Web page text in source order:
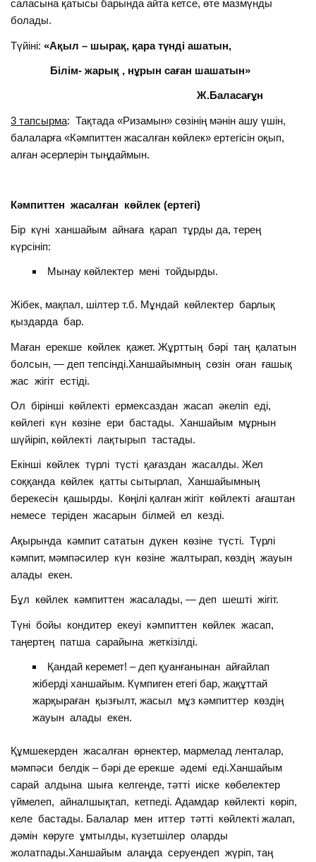
саласына қатысы барында айта кетсе, өте мазмүнды
болады.
Түйіні:«Ақыл – шырақ, қара түнді ашатын,
Білім- жарық , нұрын саған шашатын»
Ж.Баласағұн
3 тапсырма: Тақтада «Ризамын» сөзінің мәнін ашу үшін,
балаларға «Кәмпиттен жасалған көйлек» ертегісін оқып,
алған әсерлерін тыңдаймын.
Кәмпиттен жасалған көйлек (ертегі)
Бір күні ханшайым айнаға қарап тұрды да, терең
күрсініп:
Мынау көйлектер мені тойдырды.
Жібек, мақпал, шілтер т.б. Мұндай көйлектер барлық
қыздарда бар.
Маған ерекше көйлек қажет. Жұрттың бәрі таң қалатын
болсын, — деп тепсінді.Ханшайымның сөзін оған ғашық
жас жігіт естіді.
Ол бірінші көйлекті ермексаздан жасап әкеліп еді,
көйлегі күн көзіне ери бастады. Ханшайым мұрнын
шүйіріп, көйлекті лақтырып тастады.
Екінші көйлек түрлі түсті қағаздан жасалды. Жел
соққанда көйлек қатты сытырлап, Ханшайымның
берекесін қашырды. Көңілі қалған жігіт көйлекті ағаштан
немесе теріден жасарын білмей ел кезді.
Ақырында кәмпит сататын дүкен көзіне түсті. Түрлі
кәмпит, мәмпәсилер күн көзіне жалтырап, көздің жауын
алады екен.
Бұл көйлек кәмпиттен жасалады, — деп шешті жігіт.
Түні бойы кондитер екеуі кәмпиттен көйлек жасап,
таңертең патша сарайына жеткізілді.
Қандай керемет! – деп қуанғанынан айғайлап
жіберді ханшайым. Күмпиген етегі бар, жақұттай
жарқыраған қызғылт, жасыл мұз кәмпиттер көздің
жауын алады екен.
Құмшекерден жасалған өрнектер, мармелад ленталар,
мәмпәси белдік – бәрі де ерекше әдемі еді.Ханшайым
сарай алдына шыға келгенде, тәтті иіске көбелектер
үймелеп, айналшықтап, кетпеді. Адамдар көйлекті көріп,
келе бастады. Балалар мен иттер тәтті көйлекті жалап,
дәмін көруге ұмтылды, күзетшілер оларды
жолатпады.Ханшайым алаңда серуендеп жүріп, таң